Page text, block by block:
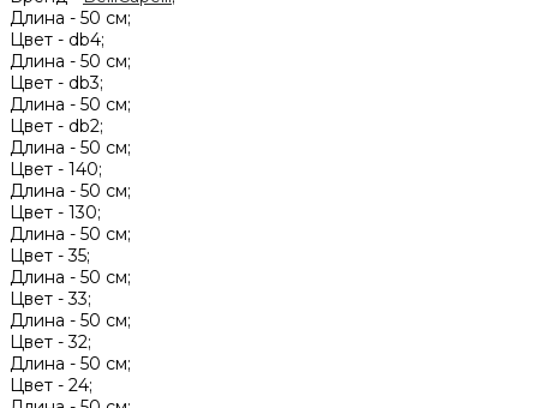
Длина - 50 см;
Цвет - db4;
Длина - 50 см;
Цвет - db3;
Длина - 50 см;
Цвет - db2;
Длина - 50 см;
Цвет - 140;
Длина - 50 см;
Цвет - 130;
Длина - 50 см;
Цвет -35;
Длина - 50 см;
Цвет -33;
Длина - 50 см;
Цвет -32;
Длина - 50 см;
Цвет - 24;